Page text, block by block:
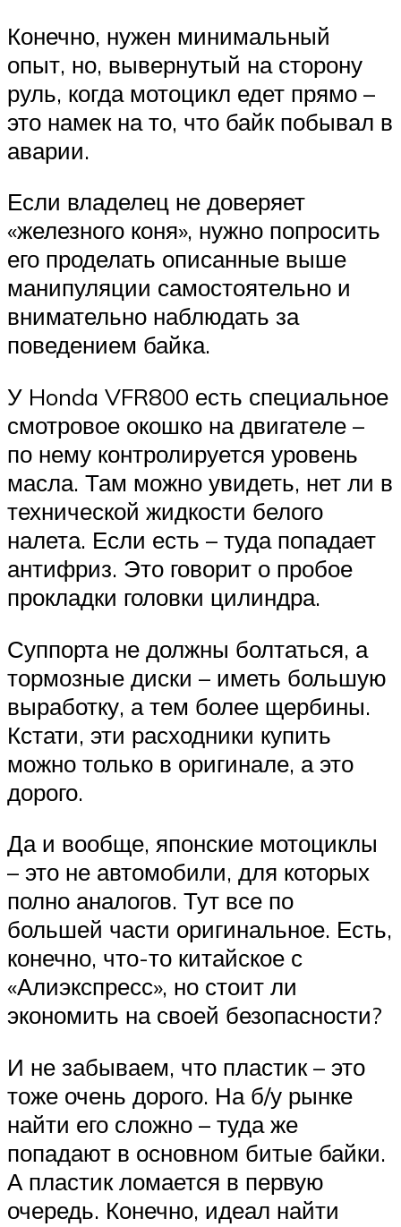
Конечно, нужен минимальный
опыт, но, вывернутый на сторону
руль, когда мотоцикл едет прямо –
это намек на то, что байк побывал в
аварии.
Если владелец не доверяет
«железного коня», нужно попросить
его проделать описанные выше
манипуляции самостоятельно и
внимательно наблюдать за
поведением байка.
У Honda VFR800 есть специальное
смотровое окошко на двигателе –
по нему контролируется уровень
масла. Там можно увидеть, нет ли в
технической жидкости белого
налета. Если есть – туда попадает
антифриз. Это говорит о пробое
прокладки головки цилиндра.
Суппорта не должны болтаться, а
тормозные диски – иметь большую
выработку, а тем более щербины.
Кстати, эти расходники купить
можно только в оригинале, а это
дорого.
Да и вообще, японские мотоциклы
– это не автомобили, для которых
полно аналогов. Тут все по
большей части оригинальное. Есть,
конечно, что-то китайское с
«Алиэкспресс», но стоит ли
экономить на своей безопасности?
И не забываем, что пластик – это
тоже очень дорого. На б/у рынке
найти его сложно – туда же
попадают в основном битые байки.
А пластик ломается в первую
очередь. Конечно, идеал найти